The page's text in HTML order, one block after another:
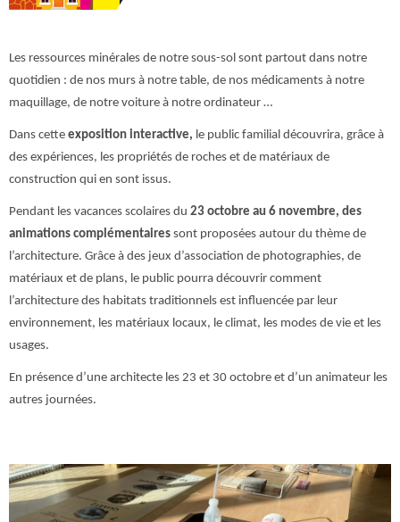
Les ressources minérales de notre sous-sol sont partout dans notre
quotidien : de nos murs à notre table, de nos médicaments à notre
maquillage, de notre voiture à notre ordinateur …
Dans cette exposition interactive, le public familial découvrira, grâce à
des expériences, les propriétés de roches et de matériaux de
construction qui en sont issus.
Pendant les vacances scolaires du 23 octobre au 6 novembre, des
animations complémentaires sont proposées autour du thème de
l’architecture. Grâce à des jeux d’association de photographies, de
matériaux et de plans, le public pourra découvrir comment
l’architecture des habitats traditionnels est influencée par leur
environnement, les matériaux locaux, le climat, les modes de vie et les
usages.
En présence d’une architecte les 23 et 30 octobre et d’un animateur les
autres journées.